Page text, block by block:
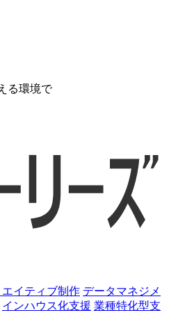
る環境で
エイティブ制作 データマネジメ
インハウス化支援 業種特化型支